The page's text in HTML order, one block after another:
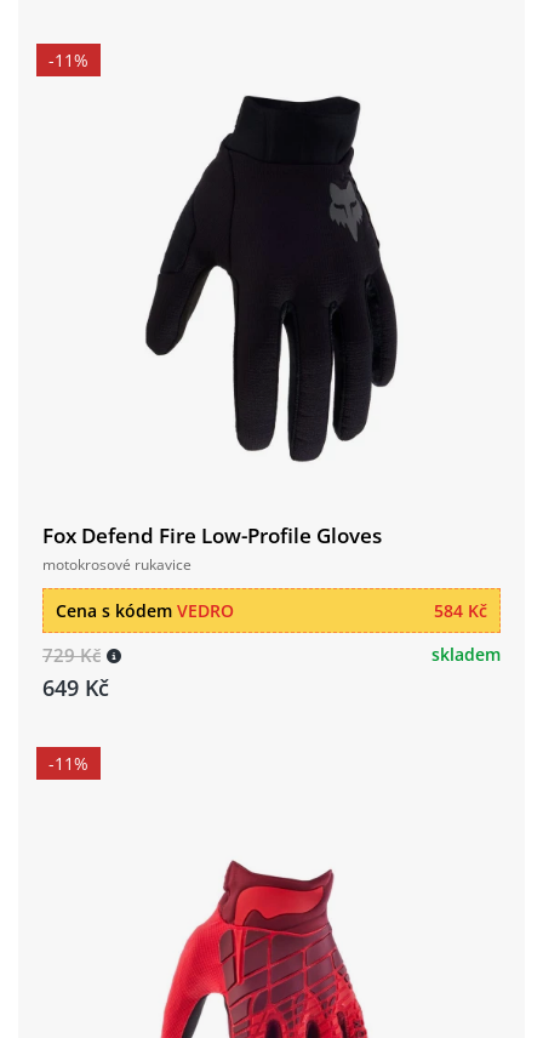
-11%
Fox Defend Fire Low-Profile Gloves
motokrosové rukavice
584 Kč
Cena s kódem VEDRO
729 Kč
649 Kč
skladem
-11%